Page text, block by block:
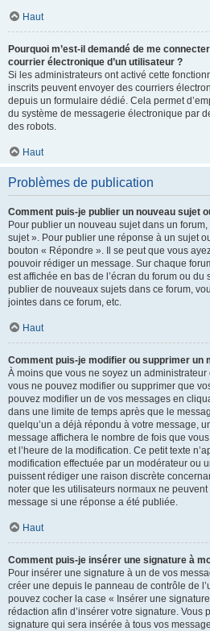
Haut
Pourquoi m’est-il demandé de me
courrier électronique d’un utilisateur ?
Si les administrateurs ont activé cette
inscrits peuvent envoyer des courriers
depuis un formulaire dédié. Cela permet
du système de messagerie électronique par
des robots.
Haut
Problèmes de publication
Comment puis-je publier un nouveau sujet
Pour publier un nouveau sujet dans un
sujet ». Pour publier une réponse à un sujet
bouton « Répondre ». Il se peut que vous
pouvoir rédiger un message. Sur chaque
est affichée en bas de l’écran du forum ou
publier de nouveaux sujets dans ce forum,
jointes dans ce forum, etc.
Haut
Comment puis-je modifier ou supprimer un
À moins que vous ne soyez un
vous ne pouvez modifier ou supprimer que
pouvez modifier un de vos messages en
dans une limite de temps après que le
quelqu’un a déjà répondu à votre message,
message affichera le nombre de fois que
et l’heure de la modification. Ce petit texte
modification effectuée par un modérateur ou
puissent rédiger une raison discrète
noter que les utilisateurs normaux ne
message si une réponse a été publiée.
Haut
Comment puis-je insérer une signature à
Pour insérer une signature à un de vos
créer une depuis le panneau de contrôle de
pouvez cocher la case « Insérer une
rédaction afin d’insérer votre signature. Vous
signature qui sera insérée à tous vos